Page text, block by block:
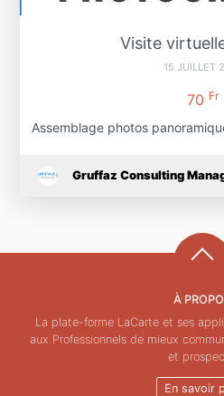
Visite
15 JUILLET
70 Fr
Assemblage photos
Gruffaz Consulting
À
La plate-forme LaCarte et ses
aux Professionnels de mieux
et
En savoir